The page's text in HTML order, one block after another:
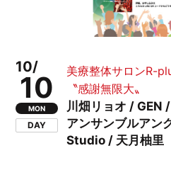
10/
10
MON
DAY
美療整体サロンR-
〝感謝無限大〟
川畑リョオ / GEN /
アンサンブルアン
Studio / 天月柚里